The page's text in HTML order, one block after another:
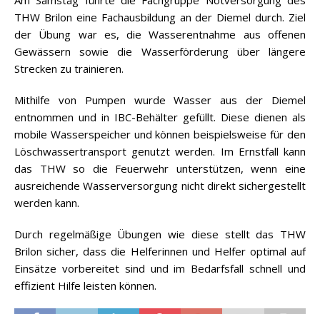
THW Brilon eine Fachausbildung an der Diemel durch. Ziel
der Übung war es, die Wasserentnahme aus offenen
Gewässern sowie die Wasserförderung über längere
Strecken zu trainieren.
Mithilfe von Pumpen wurde Wasser aus der Diemel
entnommen und in IBC-Behälter gefüllt. Diese dienen als
mobile Wasserspeicher und können beispielsweise für den
Löschwassertransport genutzt werden. Im Ernstfall kann
das THW so die Feuerwehr unterstützen, wenn eine
ausreichende Wasserversorgung nicht direkt sichergestellt
werden kann.
Durch regelmäßige Übungen wie diese stellt das THW
Brilon sicher, dass die Helferinnen und Helfer optimal auf
Einsätze vorbereitet sind und im Bedarfsfall schnell und
effizient Hilfe leisten können.